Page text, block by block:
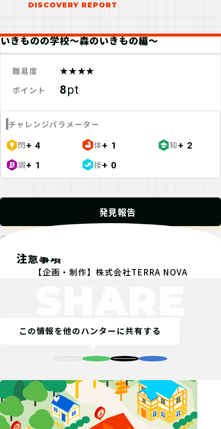
入力して、ポイント手に入れよう！
いきものの学校～森のいきもの編～
難易度 ★★★★
ポイント 8pt
チャレンジパラメーター
閃+ 4 体+ 1 知+ 2
調+ 1 技+ 0
発見報告
※発見報告にGPSを使用するクエストが一部存在します。
注意事項
【企画・制作】株式会社TERRA NOVA
この情報を他のハンターに共有する